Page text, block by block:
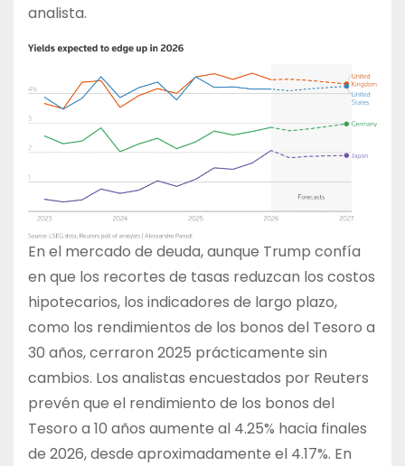
analista.
En el mercado de deuda, aunque Trump confía
en que los recortes de tasas reduzcan los costos
hipotecarios, los indicadores de largo plazo,
como los rendimientos de los bonos del Tesoro a
30 años, cerraron 2025 prácticamente sin
cambios. Los analistas encuestados por Reuters
prevén que el rendimiento de los bonos del
Tesoro a 10 años aumente al 4.25% hacia finales
de 2026, desde aproximadamente el 4.17%. En